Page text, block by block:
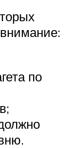
по